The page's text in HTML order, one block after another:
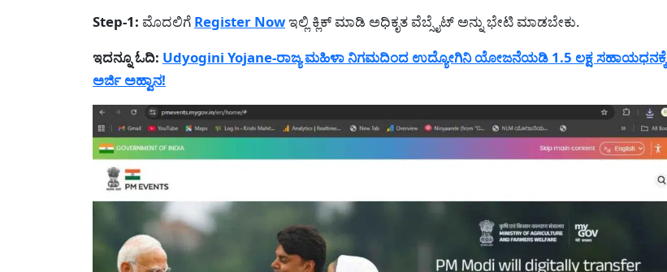
Step-1: ಮೊದಲಿಗೆ Register Nowಇಲ್ಲಿ ಕ್ಲಿಕ್ ಮಾಡಿ ಅಧಿಕೃತ ವೆಬ್ಸೈಟ್ ಅನ್ನು ಭೇಟಿ ಮಾಡಬೇಕು.
ಇದನ್ನೂ ಓದಿ: Udyogini Yojane-ರಾಜ್ಯ ಮಹಿಳಾ ನಿಗಮದಿಂದ ಉದ್ಯೋಗಿನಿ ಯೋಜನೆಯಡಿ 1.5 ಲಕ್ಷ ಸಹಾಯಧನಕ್ಕೆ
ಅರ್ಜಿ ಅಹ್ವಾನ!